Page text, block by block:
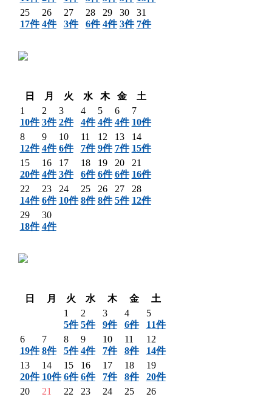
25
17件
26
4件
27
3件
28
6件
29
4件
30
3件
31
7件
日
月 火 水 木 金
土
1
10件
2
3件
3
2件
4
4件
5
4件
6
4件
7
10件
8
12件
9
4件
10
6件
11
7件
12
9件
13
7件
14
15件
15
20件
16
4件
17
3件
18
6件
19
6件
20
6件
21
16件
22
14件
23
6件
24
10件
25
8件
26
8件
27
5件
28
12件
29
18件
30
4件
日
月 火 水 木 金
土
1
5件
2
5件
3
9件
4
6件
5
11件
6
19件
7
8件
8
5件
9
4件
10
7件
11
8件
12
14件
13
20件
14
10件
15
6件
16
6件
17
7件
18
8件
19
20件
20
21
22
23
24
25
26